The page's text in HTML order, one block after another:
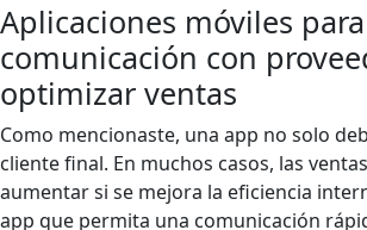
Aplicaciones móviles
comunicación con
optimizar ventas
Como mencionaste, una app no solo
cliente final. En muchos casos, las
aumentar si se mejora la eficiencia
app que permita una comunicación